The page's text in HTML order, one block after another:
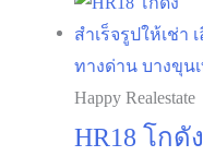
Happy Realestate
HR18 โกดัง